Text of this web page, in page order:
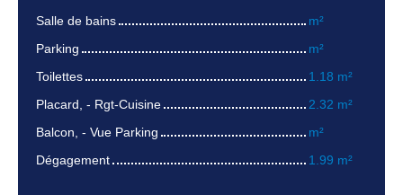
Salle de bains
m²
Parking
m²
Toilettes
1.18 m²
Placard, - Rgt-Cuisine
2.32 m²
Balcon, - Vue Parking
m²
Dégagement
1.99 m²